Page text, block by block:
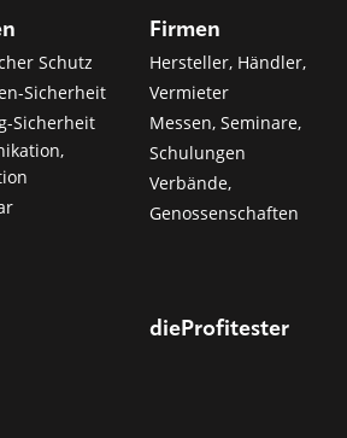
Schutz
Sicherheit
Sicherheit
Firmen
Hersteller, Händler,
Vermieter
Messen, Seminare,
Schulungen
Verbände,
Genossenschaften
dieProfitester